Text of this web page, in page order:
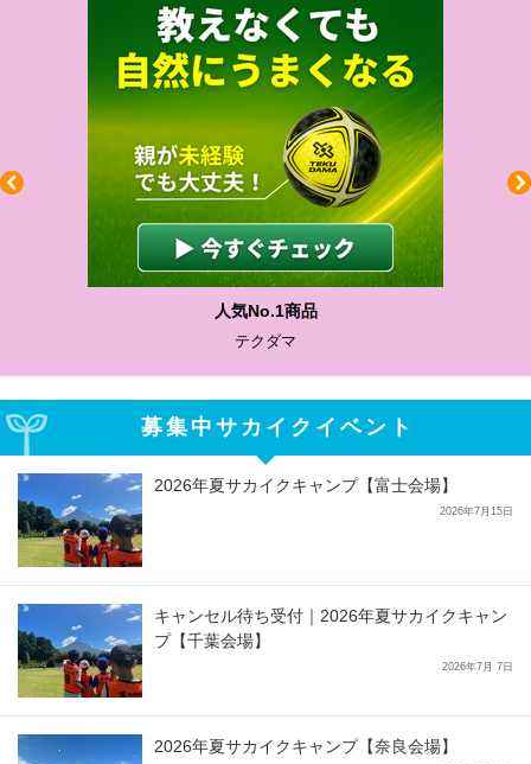
人気No.1商品
テクダマ
募集中サカイクイベント
2026年夏サカイクキャンプ【富士会場】
2026年7月15日
キャンセル待ち受付｜2026年夏サカイクキャン
プ【千葉会場】
2026年7月 7日
2026年夏サカイクキャンプ【奈良会場】